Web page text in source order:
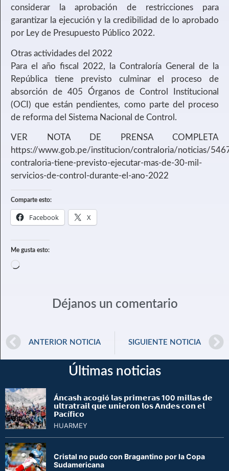
considerar la aprobación de restricciones para
garantizar la ejecución y la credibilidad de lo aprobado
por Ley de Presupuesto Público 2022.
Otras actividades del 2022
Para el año fiscal 2022, la Contraloría General de la
República tiene previsto culminar el proceso de
absorción de 405 Órganos de Control Institucional
(OCI) que están pendientes, como parte del proceso
de reforma del Sistema Nacional de Control.
VER NOTA DE PRENSA COMPLETA
https://www.gob.pe/institucion/contraloria/noticias/
contraloria-tiene-previsto-ejecutar-mas-de-30-mil-
servicios-de-control-durante-el-ano-2022
Comparte esto:
Facebook X
Me gusta esto:
Déjanos un comentario
ANTERIOR NOTICIA SIGUIENTE NOTICIA
Últimas noticias
Á𝗻𝗰𝗮𝘀𝗵 𝗮𝗰𝗼𝗴𝗶ó 𝗹𝗮𝘀 𝗽𝗿𝗶𝗺𝗲𝗿𝗮𝘀 100 𝗺𝗶𝗹𝗹𝗮𝘀 𝗱𝗲
𝘂𝗹𝘁𝗿𝗮𝘁𝗿𝗮𝗶𝗹 𝗾𝘂𝗲 𝘂𝗻𝗶𝗲𝗿𝗼𝗻 𝗹𝗼𝘀 𝗔𝗻𝗱𝗲𝘀 𝗰𝗼𝗻 𝗲𝗹
𝗣𝗮𝗰í𝗳𝗶𝗰𝗼
HUARMEY
Cristal no pudo con Bragantino por la Copa
Sudamericana